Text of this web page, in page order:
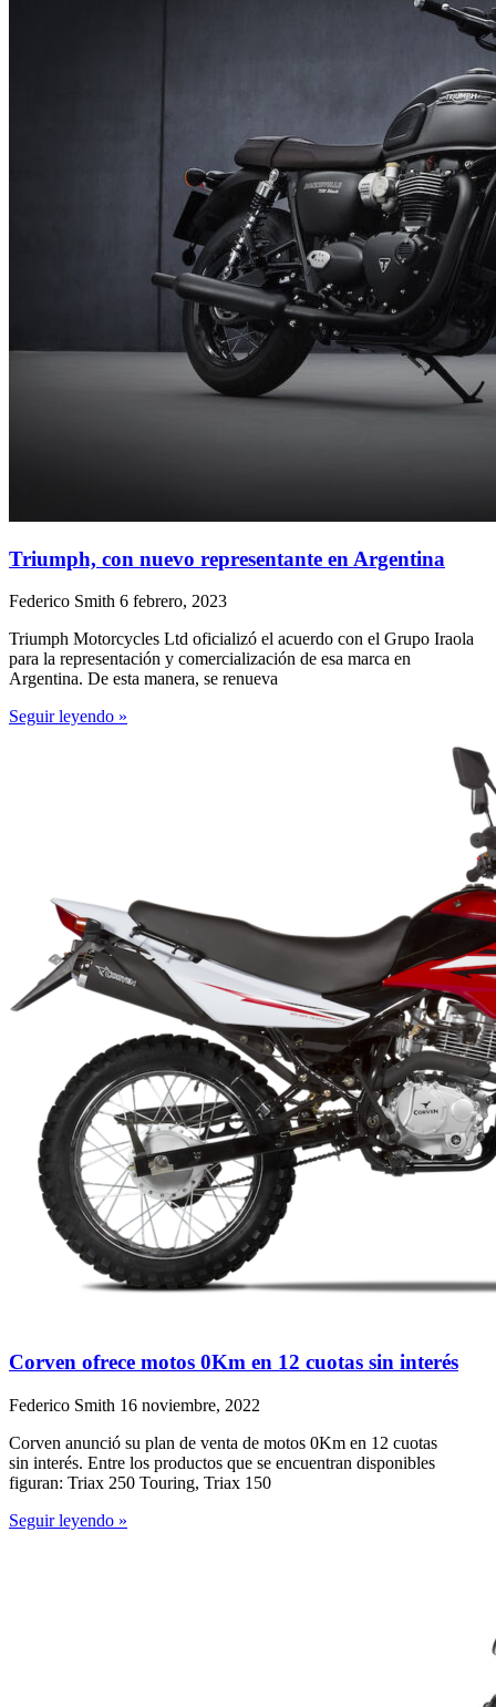
Triumph, con nuevo representante en Argentina
Federico Smith 6 febrero, 2023
Triumph Motorcycles Ltd oficializó el acuerdo con el Grupo Iraola
para la representación y comercialización de esa marca en
Argentina. De esta manera, se renueva
Seguir leyendo »
Corven ofrece motos 0Km en 12 cuotas sin interés
Federico Smith 16 noviembre, 2022
Corven anunció su plan de venta de motos 0Km en 12 cuotas
sin interés. Entre los productos que se encuentran disponibles
figuran: Triax 250 Touring, Triax 150
Seguir leyendo »